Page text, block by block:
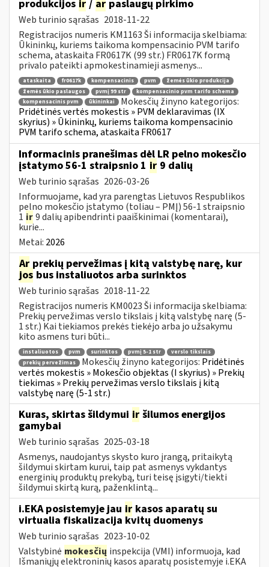
produkcijos ir / ar paslaugų pirkimo
Web turinio sąrašas 2018-11-22
Registracijos numeris KM1163 Ši informacija skelbiama:
Ūkininkų, kuriems taikoma kompensacinio PVM tarifo
schema, ataskaita FR0617K (99 str.) FR0617K formą
privalo pateikti apmokestinamieji asmenys...
ataskaita fr0617k kompensacinis pvm
žemės ūkio produkcija
žemės ūkio paslaugos
pvmį 99 str
kompensacinio pvm tarifo schema
kompensacinis pvm
ūkininkai
Mokesčių žinyno kategorijos:
Pridėtinės vertės mokestis » PVM deklaravimas (IX
skyrius) » Ūkininkų, kuriems taikoma kompensacinio
PVM tarifo schema, ataskaita FR0617
Informacinis pranešimas dėl LR pelno mokesčio
įstatymo 56-1 straipsnio 1 ir 9 dalių
Web turinio sąrašas 2026-03-26
Informuojame, kad yra parengtas Lietuvos Respublikos
pelno mokesčio įstatymo (toliau – PMĮ) 56-1 straipsnio
1 ir9 dalių apibendrinti paaiškinimai (komentarai),
kurie...
Metai: 2026
Ar prekių pervežimas į kitą valstybę narę, kur
jos bus instaliuotos arba surinktos
Web turinio sąrašas 2018-11-22
Registracijos numeris KM0023 Ši informacija skelbiama:
Prekių pervežimas verslo tikslais į kitą valstybę narę (5-
1 str.) Kai tiekiamos prekės tiekėjo arba jo užsakymu
kito asmens turi būti...
instaliuotos pvm surinktos pvmį 5-1 str
verslo tikslais
prekių pervežimas
Mokesčių žinyno kategorijos: Pridėtinės
vertės mokestis » Mokesčio objektas (I skyrius) » Prekių
tiekimas » Prekių pervežimas verslo tikslais į kitą
valstybę narę (5-1 str.)
Kuras, skirtas šildymui ir šilumos energijos
gamybai
Web turinio sąrašas 2025-03-18
Asmenys, naudojantys skysto kuro įrangą, pritaikytą
šildymui skirtam kurui, taip pat asmenys vykdantys
energinių produktų prekybą, turi teisę įsigyti/tiekti
šildymui skirtą kurą, paženklintą...
i.EKA posistemyje jau ir kasos aparatų su
virtualia fiskalizacija kvitų duomenys
Web turinio sąrašas 2023-10-02
Valstybinė mokesčių inspekcija (VMI) informuoja, kad
Išmaniųjų elektroninių kasos aparatų posistemyje i.EKA